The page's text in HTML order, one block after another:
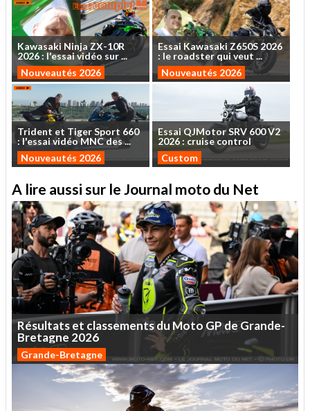
Kawasaki NinjaZX-10R
2026: l'essaividéo sur...
Nouveautés 2026
Essai KawasakiZ650S 2026
: le roadsterquiveut ...
Nouveautés 2026
Trident et TigerSport 660
: l'essaividéoMNCdes...
Nouveautés 2026
EssaiQJMotorSRV 600V2
2026 : cruise control
Custom
A lire aussi sur le Journal moto du Net
Résultatset classementsdu MotoGP de Grande-
Bretagne 2026
Grande-Bretagne